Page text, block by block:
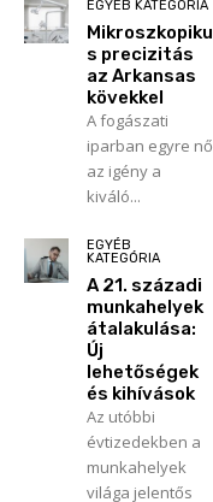
EGYÉB KATEGÓRIA
Mikroszkopiku
s precizitás
az Arkansas
kövekkel
A fogászati
iparban egyre nő
az igény a
kiváló...
EGYÉB
KATEGÓRIA
A 21. századi
munkahelyek
átalakulása:
Új
lehetőségek
és kihívások
Az utóbbi
évtizedekben a
munkahelyek
világa jelentős